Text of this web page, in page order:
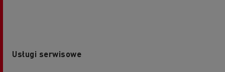
Usługi serwisowe